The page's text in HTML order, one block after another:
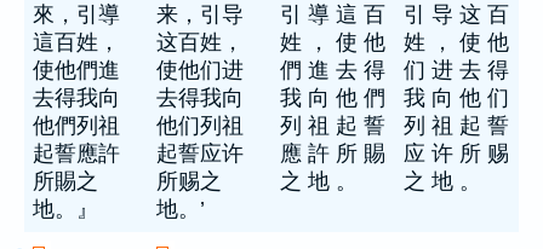
來，引導
這百姓，
使他們進
去得我向
他們列祖
起誓應許
所賜之
地。』
来，引导
这百姓，
使他们进
去得我向
他们列祖
起誓应许
所赐之
地。’
引 導 這 百
姓 ， 使 他
們 進 去 得
我 向 他 們
列 祖 起 誓
應 許 所 賜
之 地 。
引 导 这 百
姓 ， 使 他
们 进 去 得
我 向 他 们
列 祖 起 誓
应 许 所 赐
之 地 。